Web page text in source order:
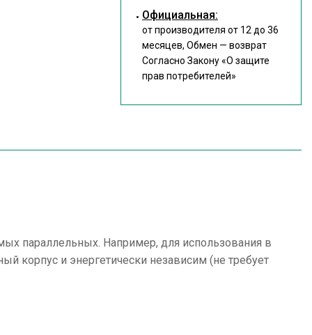
Официальная:
от производителя от 12 до 36
месяцев, Обмен — возврат
Согласно Закону«О защите
прав потребителей»
параллельных. Например, для использования в
корпус и энергетически независим (не требует